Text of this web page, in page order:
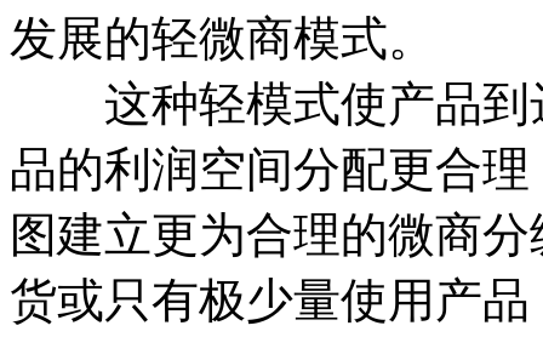
发展的轻微商模式。
这种轻模式使产品到
品的利润空间分配更合
图建立更为合理的微商
货或只有极少量使用产